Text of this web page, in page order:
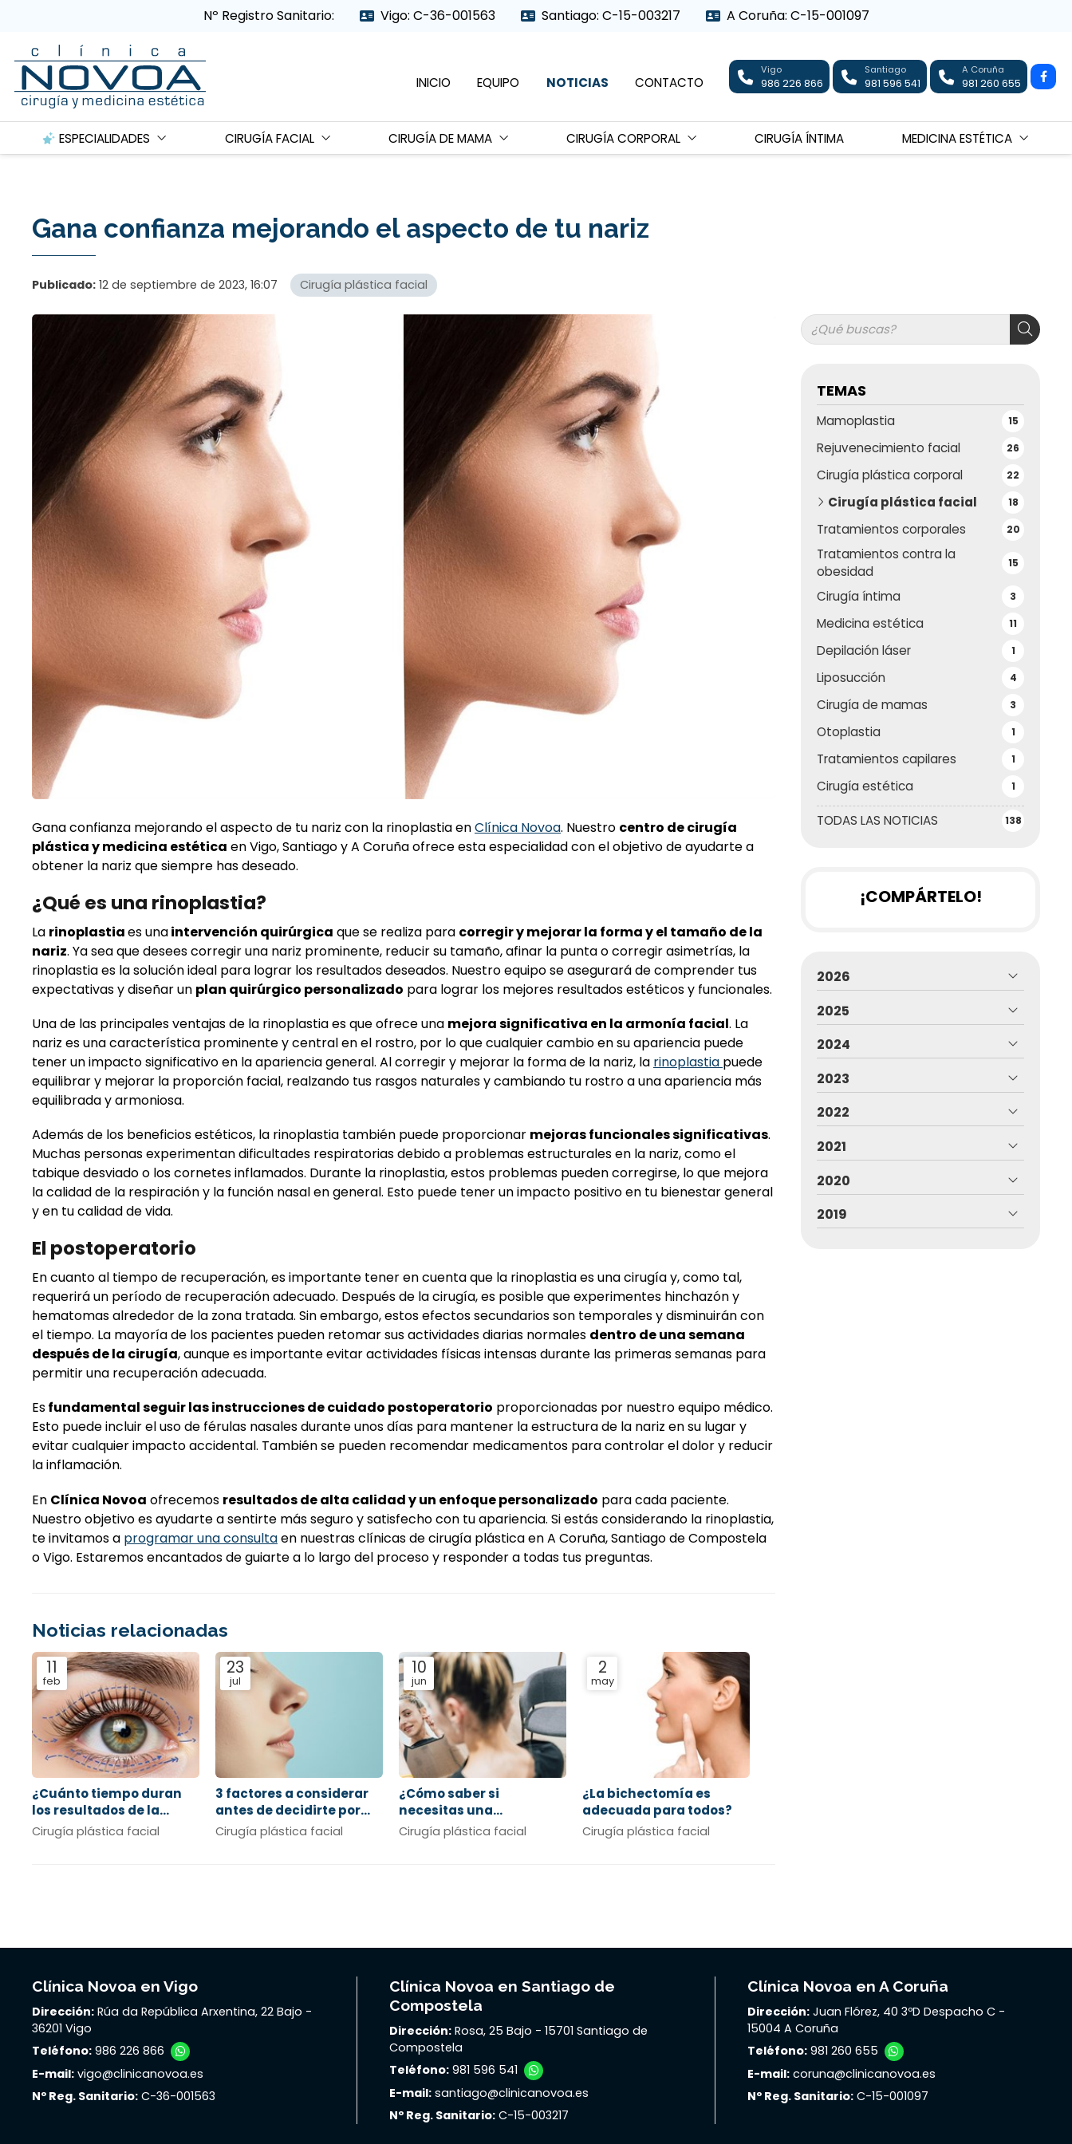
Nº Registro Sanitario: Vigo: C-36-001563 Santiago: C-15-003217 A Coruña: C-15-001097
INICIO EQUIPO NOTICIAS CONTACTO
Vigo
986 226 866
Santiago
981 596 541
A Coruña
981 260 655
ESPECIALIDADES CIRUGÍA FACIAL CIRUGÍA DE MAMA CIRUGÍA CORPORAL CIRUGÍA ÍNTIMA MEDICINA ESTÉTICA
Gana confianza mejorando el aspecto de tu nariz
Publicado: 12 de septiembre de 2023, 16:07 Cirugía plástica facial
TEMAS
TODAS LAS NOTICIAS 138
Mamoplastia 15
Rejuvenecimiento facial 26
Cirugía plástica corporal 22
Cirugía plástica facial 18
Tratamientos corporales 20
Tratamientos contra la
obesidad
15
Cirugía íntima 3
Medicina estética 11
Depilación láser 1
Liposucción 4
Cirugía de mamas 3
Otoplastia 1
Tratamientos capilares 1
Cirugía estética 1
Gana confianza mejorando el aspecto de tu nariz con la rinoplastia enClínica Novoa. Nuestro centro de cirugía
plástica y medicina estética en Vigo, Santiago y A Coruña ofrece esta especialidad con el objetivo de ayudarte a
obtener la nariz que siempre has deseado.
¿Qué es una rinoplastia?
La rinoplastiaes unaintervención quirúrgica que se realiza para corregir y mejorar la forma y el tamaño de la
nariz. Ya sea que desees corregir una nariz prominente, reducir su tamaño, afinar la punta o corregir asimetrías, la
rinoplastia es la solución ideal para lograr los resultados deseados. Nuestro equipo se asegurará de comprender tus
expectativas y diseñar un plan quirúrgico personalizado para lograr los mejores resultados estéticos y funcionales.
Una de las principales ventajas de la rinoplastia es que ofrece una mejora significativa en la armonía facial. La
nariz es una característica prominente y central en el rostro, por lo que cualquier cambio en su apariencia puede
tener un impacto significativo en la apariencia general. Al corregir y mejorar la forma de la nariz, la rinoplastia puede
equilibrar y mejorar la proporción facial, realzando tus rasgos naturales y cambiando tu rostro a una apariencia más
equilibrada y armoniosa.
Además de los beneficios estéticos, la rinoplastia también puede proporcionar mejoras funcionales significativas.
Muchas personas experimentan dificultades respiratorias debido a problemas estructurales en la nariz, como el
tabique desviado o los cornetes inflamados. Durante la rinoplastia, estos problemas pueden corregirse, lo que mejora
la calidad de la respiración y la función nasal en general. Esto puede tener un impacto positivo en tu bienestar general
y en tu calidad de vida.
El postoperatorio
En cuanto al tiempo de recuperación, es importante tener en cuenta que la rinoplastia es una cirugía y, como tal,
requerirá un período de recuperación adecuado. Después de la cirugía, es posible que experimentes hinchazón y
hematomas alrededor de la zona tratada. Sin embargo, estos efectos secundarios son temporales y disminuirán con
el tiempo. La mayoría de los pacientes pueden retomar sus actividades diarias normales dentro de una semana
después de la cirugía, aunque es importante evitar actividades físicas intensas durante las primeras semanas para
permitir una recuperación adecuada.
Esfundamental seguir las instrucciones de cuidado postoperatorio proporcionadas por nuestro equipo médico.
Esto puede incluir el uso de férulas nasales durante unos días para mantener la estructura de la nariz en su lugar y
evitar cualquier impacto accidental. También se pueden recomendar medicamentos para controlar el dolor y reducir
la inflamación.
En Clínica Novoa ofrecemos resultados de alta calidad y un enfoque personalizado para cada paciente.
Nuestro objetivo es ayudarte a sentirte más seguro y satisfecho con tu apariencia. Si estás considerando la rinoplastia,
te invitamos a programar una consultaen nuestras clínicas de cirugía plástica en A Coruña, Santiago de Compostela
o Vigo. Estaremos encantados de guiarte a lo largo del proceso y responder a todas tus preguntas.
Noticias relacionadas
11
feb
¿Cuánto tiempo duran
los resultados de la
cirugía de párpados?
Cirugía plástica facial
23
jul
3 factores a considerar
antes de decidirte por
una rinoplastia
Cirugía plástica facial
10
jun
¿Cómo saber si
necesitas una
blefaroplastia?
Cirugía plástica facial
2
may
¿La bichectomía es
adecuada para todos?
Cirugía plástica facial
¡COMPÁRTELO!
2026
2025
2024
2023
2022
2021
2020
2019
Clínica Novoa en Vigo
Dirección: Rúa da República Arxentina, 22 Bajo -
36201 Vigo
Teléfono: 986 226 866
E-mail: vigo@clinicanovoa.es
Nº Reg. Sanitario: C-36-001563
Clínica Novoa en Santiago de
Compostela
Dirección: Rosa, 25 Bajo - 15701 Santiago de
Compostela
Teléfono: 981 596 541
E-mail: santiago@clinicanovoa.es
Nº Reg. Sanitario: C-15-003217
Clínica Novoa en A Coruña
Dirección: Juan Flórez, 40 3ºD Despacho C -
15004 A Coruña
Teléfono: 981 260 655
E-mail: coruna@clinicanovoa.es
Nº Reg. Sanitario: C-15-001097